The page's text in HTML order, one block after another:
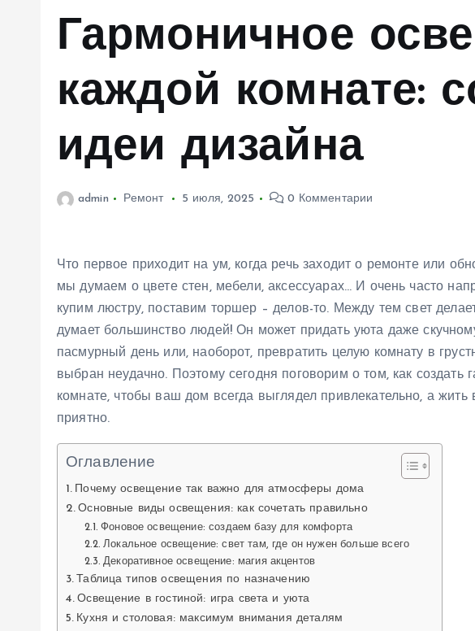
Гармоничное
каждой комнате:
идеи дизайна
admin Ремонт 5 июля, 2025 0 Комментарии
Что первое приходит на ум, когда речь заходит о ремонте или
мы думаем о цвете стен, мебели, аксессуарах… И очень часто
купим люстру, поставим торшер – делов-то. Между тем свет
думает большинство людей! Он может придать уюта даже
пасмурный день или, наоборот, превратить целую комнату в
выбран неудачно. Поэтому сегодня поговорим о том, как
комнате, чтобы ваш дом всегда выглядел привлекательно, а
приятно.
Оглавление
Почему освещение так важно для атмосферы дома
Основные виды освещения: как сочетать правильно
Фоновое освещение: создаем базу для комфорта
Локальное освещение: свет там, где он нужен больше всего
Декоративное освещение: магия акцентов
Таблица типов освещения по назначению
Освещение в гостиной: игра света и уюта
Кухня и столовая: максимум внимания деталям